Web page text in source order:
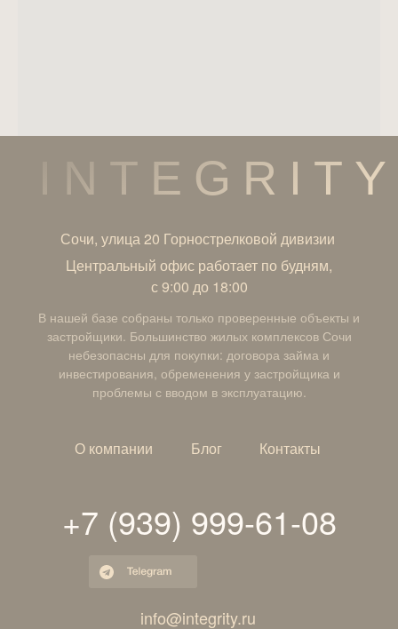
INTEGRITY
+7 (939) 999-61-08
В нашей базе собраны только проверенные объекты и
застройщики. Большинство жилых комплексов Сочи
небезопасны для покупки: договора займа и
инвестирования, обременения у застройщика и
проблемы с вводом в эксплуатацию.
Центральный офис работает по будням,
с 9:00 до 18:00
Сочи, улица 20 Горнострелковой дивизии
Контакты
Блог
О компании
info@integrity.ru